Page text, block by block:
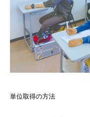
単位取得の方法